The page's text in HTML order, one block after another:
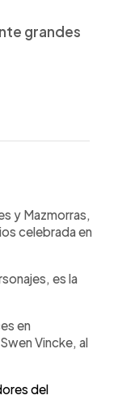
grandes
y Mazmorras,
celebrada en
es la
en
Vincke, al
del